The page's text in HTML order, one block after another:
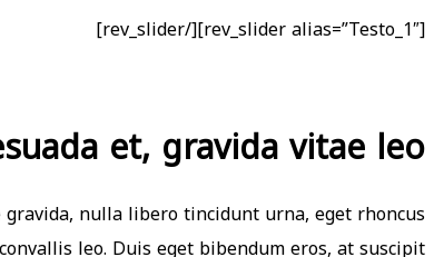
[rev_slider alias=”Testo_1″][/rev_slider]
et, gravida vitae leo
nulla libero tincidunt urna, eget rhoncus
leo. Duis eget bibendum eros, at suscipit